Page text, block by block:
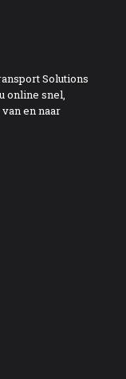
Solutions
online snel,
en naar